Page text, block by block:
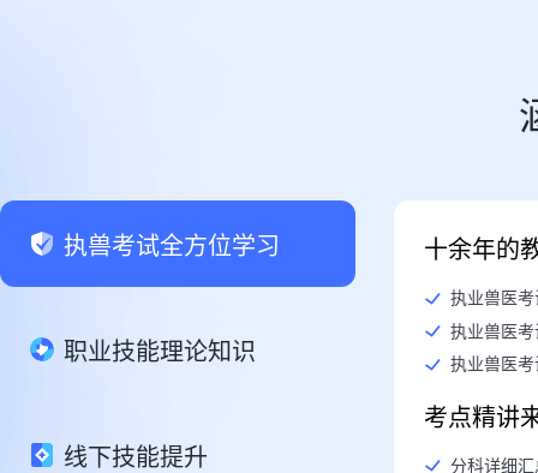
执兽考试全方位学习
职业技能理论知识
线下技能提升
十余年的
考点精讲
分科详细